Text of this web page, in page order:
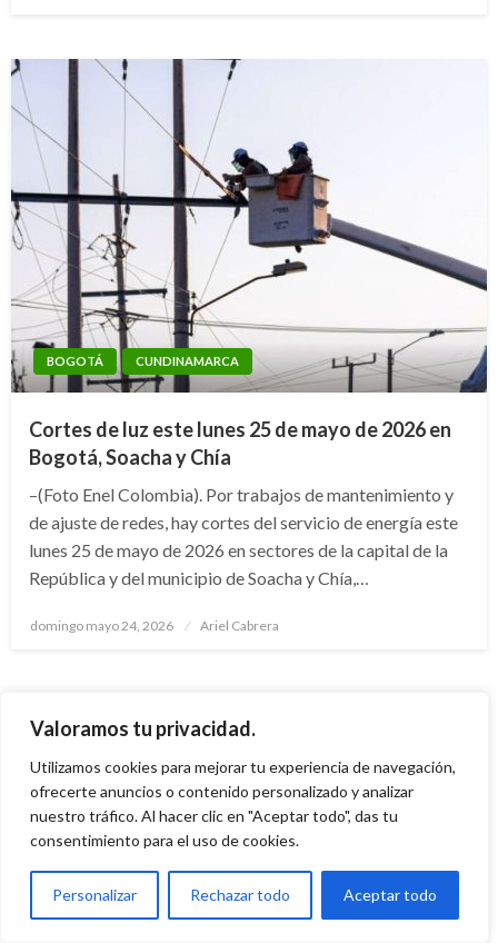
Valoramos tu privacidad.
Utilizamos cookies para mejorar tu experiencia de navegación,
ofrecerte anuncios o contenido personalizado y analizar
nuestro tráfico. Al hacer clic en "Aceptar todo", das tu
consentimiento para el uso de cookies.
Personalizar Rechazar todo Aceptar todo
BOGOTÁ CUNDINAMARCA
Cortes de luz este lunes 25 de mayo de 2026 en
Bogotá, Soacha y Chía
–(Foto Enel Colombia). Por trabajos de mantenimiento y
de ajuste de redes, hay cortes del servicio de energía este
lunes 25 de mayo de 2026 en sectores de la capital de la
República y del municipio de Soacha y Chía,…
Publicado
domingo mayo 24, 2026 Ariel Cabrera